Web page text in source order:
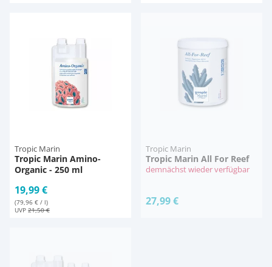
Tropic Marin
Tropic Marin Amino-
Organic - 250 ml
19,99 €
(79,96 € / l)
UVP 21,50 €
Tropic Marin
Tropic Marin All For Reef
demnächst wieder verfügbar
27,99 €